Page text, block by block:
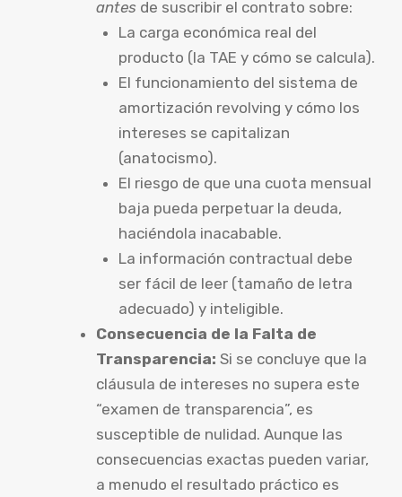
antes de suscribir el contrato sobre:
La carga económica real del
producto (la TAE y cómo se calcula).
El funcionamiento del sistema de
amortización revolving y cómo los
intereses se capitalizan
(anatocismo).
El riesgo de que una cuota mensual
baja pueda perpetuar la deuda,
haciéndola inacabable.
La información contractual debe
ser fácil de leer (tamaño de letra
adecuado) y inteligible.
Consecuencia de la Falta de
Transparencia: Si se concluye que la
cláusula de intereses no supera este
“examen de transparencia”, es
susceptible de nulidad. Aunque las
consecuencias exactas pueden variar,
a menudo el resultado práctico es